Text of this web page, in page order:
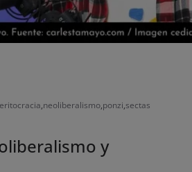
,neoliberalismo,ponzi,sectas
y